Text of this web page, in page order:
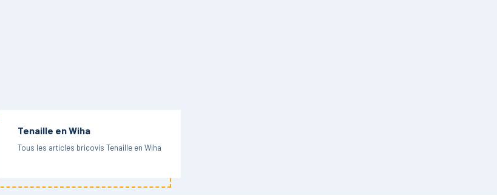
Tenaille en Wiha
Tous les articles bricovis Tenaille en Wiha